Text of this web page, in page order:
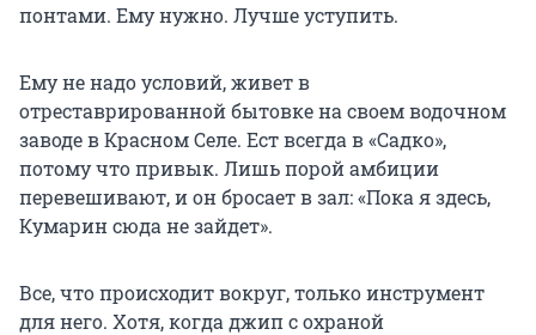
понтами. Ему нужно. Лучше уступить.
Ему не надо условий, живет в
отреставрированной бытовке на своем водочном
заводе в Красном Селе. Ест всегда в «Садко»,
потому что привык. Лишь порой амбиции
перевешивают, и он бросает в зал: «Пока я здесь,
Кумарин сюда не зайдет».
Все, что происходит вокруг, только инструмент
для него. Хотя, когда джип с охраной